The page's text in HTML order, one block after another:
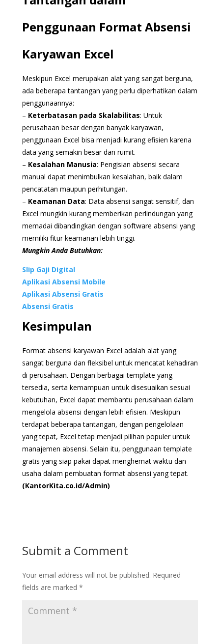
Penggunaan Format Absensi
Karyawan Excel
Meskipun Excel merupakan alat yang sangat berguna,
ada beberapa tantangan yang perlu diperhatikan dalam
penggunaannya:
– Keterbatasan pada Skalabilitas: Untuk
perusahaan besar dengan banyak karyawan,
penggunaan Excel bisa menjadi kurang efisien karena
data yang semakin besar dan rumit.
– Kesalahan Manusia: Pengisian absensi secara
manual dapat menimbulkan kesalahan, baik dalam
pencatatan maupun perhitungan.
– Keamanan Data: Data absensi sangat sensitif, dan
Excel mungkin kurang memberikan perlindungan yang
memadai dibandingkan dengan software absensi yang
memiliki fitur keamanan lebih tinggi.
Mungkin Anda Butuhkan:
Slip Gaji Digital
Aplikasi Absensi Mobile
Aplikasi Absensi Gratis
Absensi Gratis
Kesimpulan
Format absensi karyawan Excel adalah alat yang
sangat berguna dan fleksibel untuk mencatat kehadiran
di perusahaan. Dengan berbagai template yang
tersedia, serta kemampuan untuk disesuaikan sesuai
kebutuhan, Excel dapat membantu perusahaan dalam
mengelola absensi dengan lebih efisien. Meskipun
terdapat beberapa tantangan, dengan pengelolaan
yang tepat, Excel tetap menjadi pilihan populer untuk
manajemen absensi. Selain itu, penggunaan template
gratis yang siap pakai dapat menghemat waktu dan
usaha dalam pembuatan format absensi yang tepat.
(KantorKita.co.id/Admin)
Submit a Comment
Your email address will not be published. Required
fields are marked *